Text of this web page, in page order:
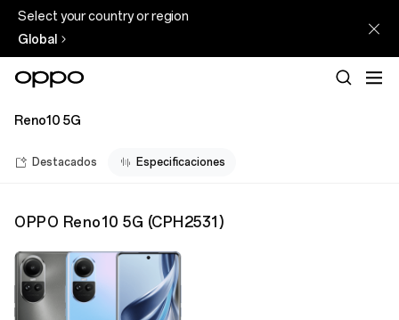
Select your country or region
Global
Reno10 5G
Destacados Especificaciones
OPPO Reno10 5G (CPH2531 )